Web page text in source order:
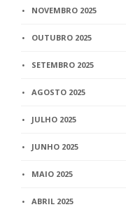
NOVEMBRO 2025
OUTUBRO 2025
SETEMBRO 2025
AGOSTO 2025
JULHO 2025
JUNHO 2025
MAIO 2025
ABRIL 2025